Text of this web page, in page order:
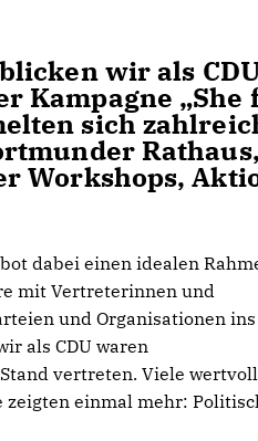
wir als
Kampagne She
sich
Workshops,
bot dabei einen idealen
mit Vertreterinnen und
und Organisationen ins
als CDU waren
vertreten. Viele
zeigten einmal mehr: